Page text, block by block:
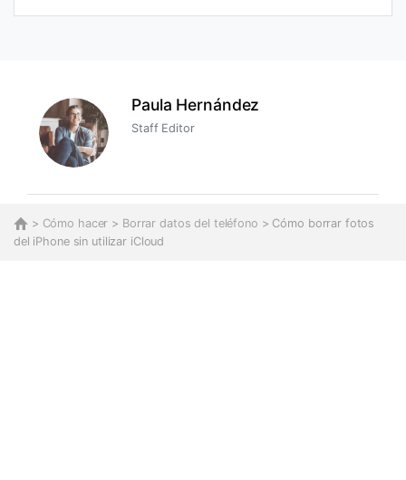
Paula Hernández
Staff Editor
> Cómo hacer > Borrar datos del teléfono > Cómo borrar fotos
del iPhone sin utilizar iCloud